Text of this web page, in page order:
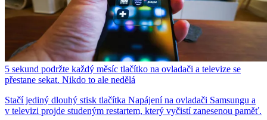
5 sekund podržte každý měsíc tlačítko na ovladači a televize se
přestane sekat. Nikdo to ale nedělá
Stačí jediný dlouhý stisk tlačítka Napájení na ovladači Samsungu a
v televizi projde studeným restartem, který vyčistí zanesenou paměť.